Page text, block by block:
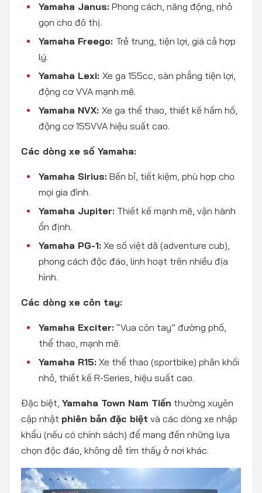
Yamaha Janus: Phong cách, năng động, nhỏ
gọn cho đô thị.
Yamaha Freego: Trẻ trung, tiện lợi, giá cả hợp
lý.
Yamaha Lexi: Xe ga 155cc, sàn phẳng tiện lợi,
động cơ VVA mạnh mẽ.
Yamaha NVX: Xe ga thể thao, thiết kế hầm hố,
động cơ 155VVA hiệu suất cao.
Các dòng xe số Yamaha:
Yamaha Sirius: Bền bỉ, tiết kiệm, phù hợp cho
mọi gia đình.
Yamaha Jupiter: Thiết kế mạnh mẽ, vận hành
ổn định.
Yamaha PG-1: Xe số việt dã (adventure cub),
phong cách độc đáo, linh hoạt trên nhiều địa
hình.
Các dòng xe côn tay:
Yamaha Exciter: “Vua côn tay” đường phố,
thể thao, mạnh mẽ.
Yamaha R15: Xe thể thao (sportbike) phân khối
nhỏ, thiết kế R-Series, hiệu suất cao.
Đặc biệt, Yamaha Town Nam Tiến thường xuyên
cập nhật phiên bản đặc biệt và các dòng xe nhập
khẩu (nếu có chính sách) để mang đến những lựa
chọn độc đáo, không dễ tìm thấy ở nơi khác.